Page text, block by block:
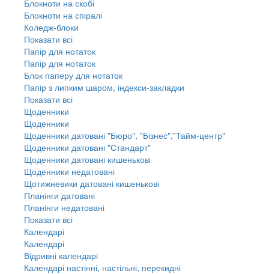
Блокноти на скобі
Блокноти на спіралі
Коледж-блоки
Показати всі
Папір для нотаток
Папір для нотаток
Блок паперу для нотаток
Папір з липким шаром, індекси-закладки
Показати всі
Щоденники
Щоденники
Щоденники датовані "Бюро", "Бізнес","Тайм-центр"
Щоденники датовані "Стандарт"
Щоденники датовані кишенькові
Щоденники недатовані
Щотижневики датовані кишенькові
Планінги датовані
Планінги недатовані
Показати всі
Календарі
Календарі
Відривні календарі
Календарі настінні, настільні, перекидні